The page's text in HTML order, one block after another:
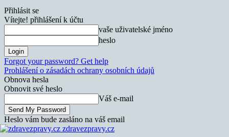
Přihlásit se
Vítejte! přihlášení k účtu
vaše uživatelské jméno
heslo
Forgot your password? Get help
Prohlášení o zásadách ochrany osobních údajů
Obnova hesla
Obnovit své heslo
Váš e-mail
Heslo vám bude zasláno na váš email
zdravezpravy.cz